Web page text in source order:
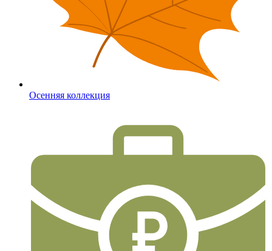
Осенняя коллекция